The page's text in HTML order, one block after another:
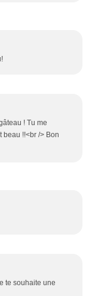
! Tu me
beau !!<br /> Bon
te souhaite une